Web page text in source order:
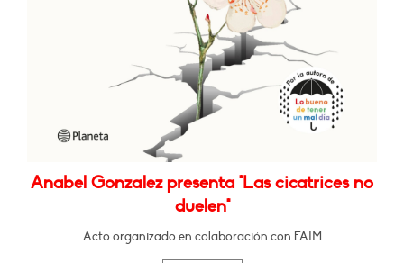
Anabel Gonzalez presenta "Las cicatrices no
duelen"
Acto organizado en colaboración con FAIM